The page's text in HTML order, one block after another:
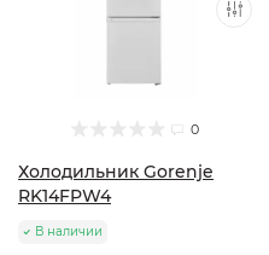
0
Холодильник Gorenje
RK14FPW4
В наличии